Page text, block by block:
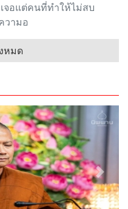
จอแต่คนที่ทำให้ไม่สบ
วามอ
หมด
Next